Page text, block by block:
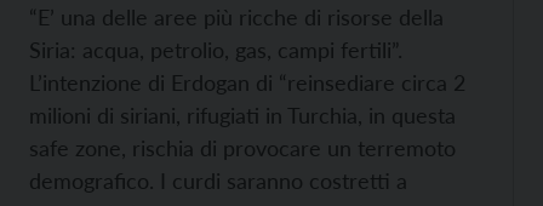
“E’ una delle aree più ricche di risorse della
Siria: acqua, petrolio, gas, campi fertili”.
L’intenzione di Erdogan di “reinsediare circa 2
milioni di siriani, rifugiati in Turchia, in questa
safe zone, rischia di provocare un terremoto
demografico. I curdi saranno costretti a